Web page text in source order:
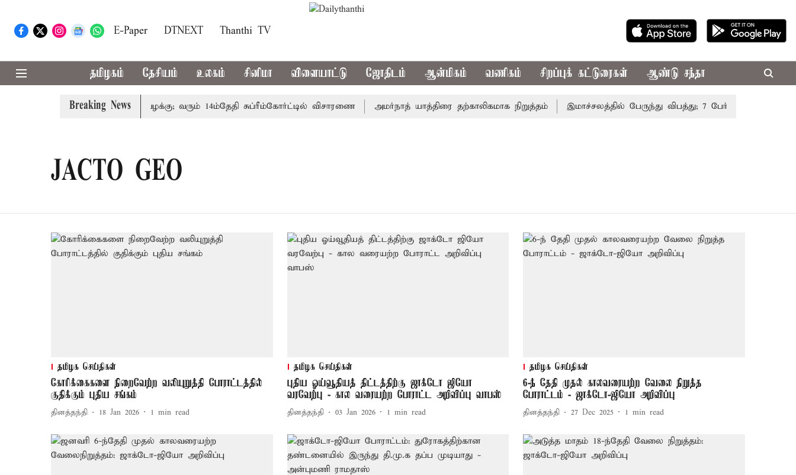
E-Paper DTNEXT Thanthi TV
தமிழகம் தேசியம் உலகம் சினிமா விளையாட்டு ஜோதிடம் ஆன்மிகம் வணிகம் சிறப்புக் கட்டுரைகள் ஆண்டு சந்தா
Breaking News
அரசுப்பணி வழக்கு; வரும் 14ம்தேதி சுப்ரீம்கோர்ட்டில் விசாரணை அமர்நாத் யாத்திரை தற்காலிகமாக நிறுத்தம் இமாச்சலத்தில் பேருந்து விபத்து; 7 பேர் பலி - பிரதமர்
JACTO GEO
தமிழக செய்திகள்
கோரிக்கைகளை நிறைவேற்ற வலியுறுத்தி போராட்டத்தில்
குதிக்கும் புதிய சங்கம்
தினத்தந்தி 18 Jan 2026 1 min read
தமிழக செய்திகள்
புதிய ஓய்வூதியத் திட்டத்திற்கு ஜாக்டோ ஜியோ
வரவேற்பு - கால வரையற்ற போராட்ட அறிவிப்பு வாபஸ்
தினத்தந்தி 03 Jan 2026 1 min read
தமிழக செய்திகள்
6-ந் தேதி முதல் காலவரையற்ற வேலை நிறுத்த
போராட்டம் - ஜாக்டோ-ஜியோ அறிவிப்பு
தினத்தந்தி 27 Dec 2025 1 min read